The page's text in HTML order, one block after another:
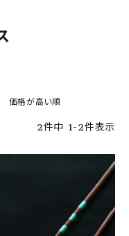
価格が高い順
2件中 1-2件表示